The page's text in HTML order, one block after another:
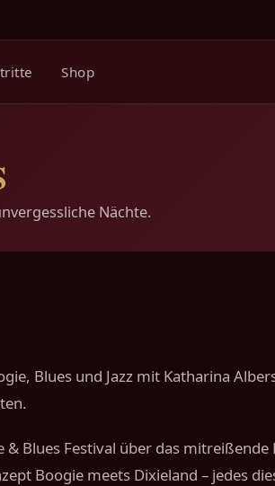
Shop
Nächte.
Blues und Jazz mit Katharina
Blues Festival über das mitreißende
Boogie meets Dixieland – jedes